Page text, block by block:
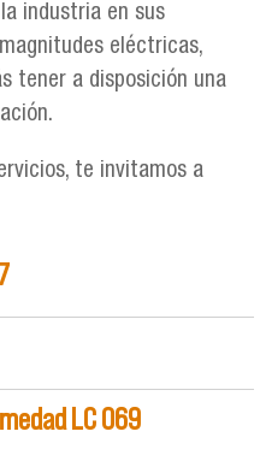
industria en sus
eléctricas,
tener a disposición una
te invitamos a
LC 069